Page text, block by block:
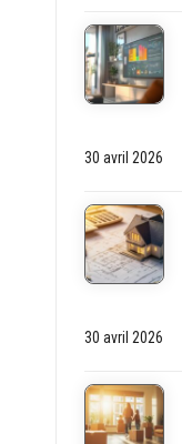
30 avril 2026
30 avril 2026